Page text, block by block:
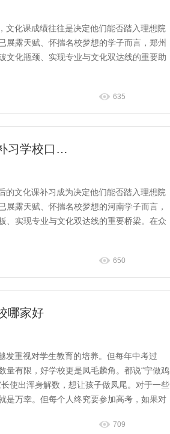
文化课成绩往往是决定他们能否踏入理想院
展露天赋、怀揣名校梦想的学子而言，郑州
文化瓶颈、实现专业与文化双达线的重要助
635
河南艺考生必藏！文化课补习学校口碑之选
的文化课补习成为决定他们能否踏入理想院
展露天赋、怀揣名校梦想的河南学子而言，
、实现专业与文化双达线的重要桥梁。在众
650
哪家好
发重视对学生教育的培养。但每年中考过
量有限，好学校更是凤毛麟角。都说“宁做鸡
使出浑身解数，想让孩子做凤尾。对于一些
是万幸。但每个人终究要参加高考，如果对
709